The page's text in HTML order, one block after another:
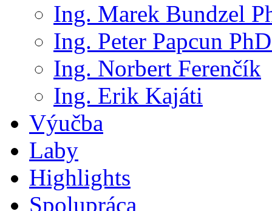
Ing. Marek Bundzel
Ing. Peter Papcun
Ing. Norbert Ferenčík
Ing. Erik Kajáti
Výučba
Laby
Highlights
Spolupráca